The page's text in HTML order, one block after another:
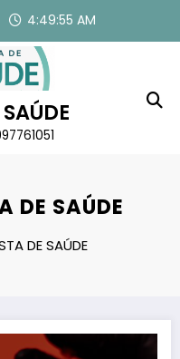
4:49:56 AM
DE SAÚDE
DE SAÚDE